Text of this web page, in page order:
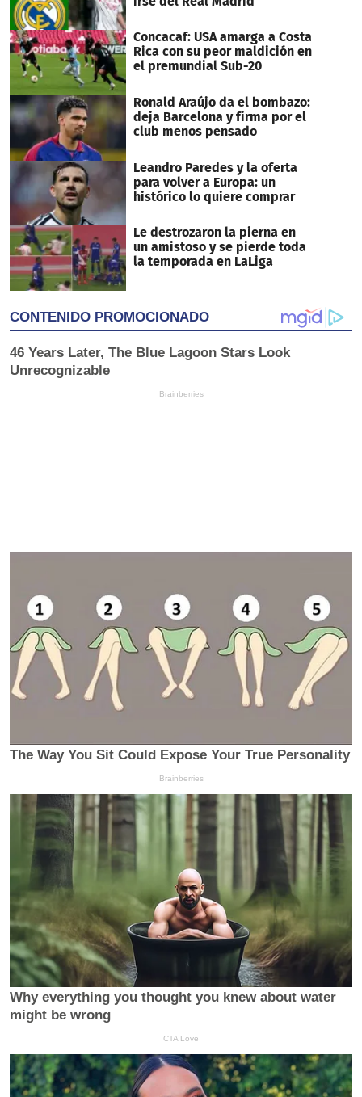
Concacaf: USA amarga a Costa
Rica con su peor maldición en
el premundial Sub-20
Ronald Araújo da el bombazo:
deja Barcelona y firma por el
club menos pensado
Leandro Paredes y la oferta
para volver a Europa: un
histórico lo quiere comprar
Le destrozaron la pierna en
un amistoso y se pierde toda
la temporada en LaLiga